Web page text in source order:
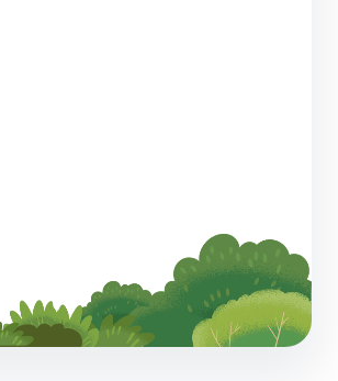
Unternehmen: So profitieren KMU
Intelligenz
Lesezeit